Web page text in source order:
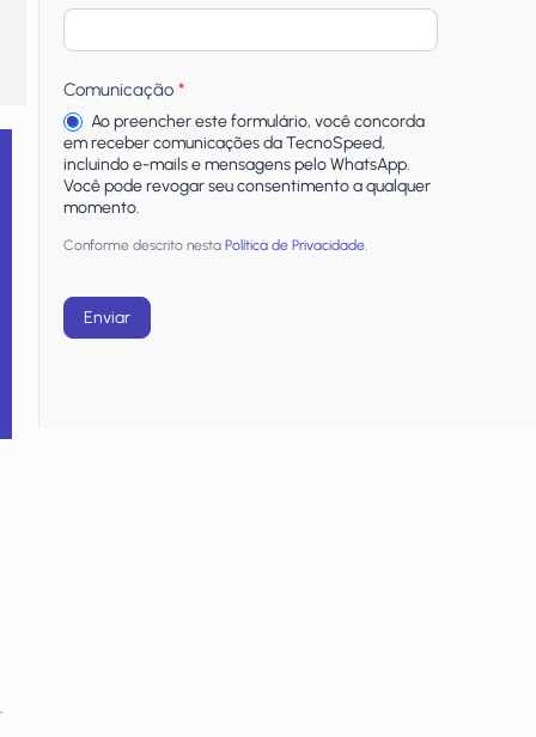
Comunicação*
Ao preencher este formulário, você concorda
em receber comunicações da TecnoSpeed,
incluindo e-mails e mensagens pelo WhatsApp.
Você pode revogar seu consentimento a qualquer
momento.
Conforme descrito nestaPolítica de Privacidade.
Enviar